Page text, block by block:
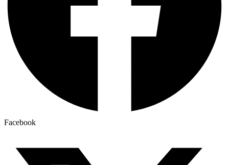
Facebook